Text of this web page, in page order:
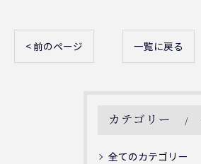
< 前のページ 一覧に戻る
カテゴリー
全てのカテゴリー